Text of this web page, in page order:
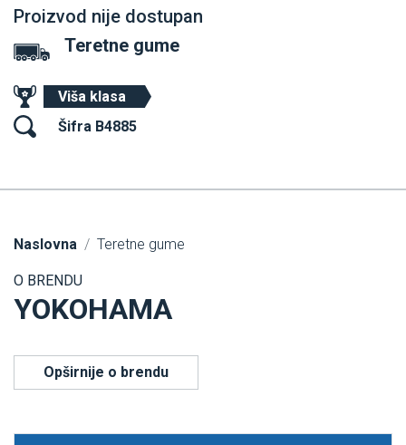
Proizvod nije dostupan
Teretne gume
Viša klasa
Šifra B4885
Naslovna Teretne gume
O BRENDU
YOKOHAMA
Opširnije o brendu